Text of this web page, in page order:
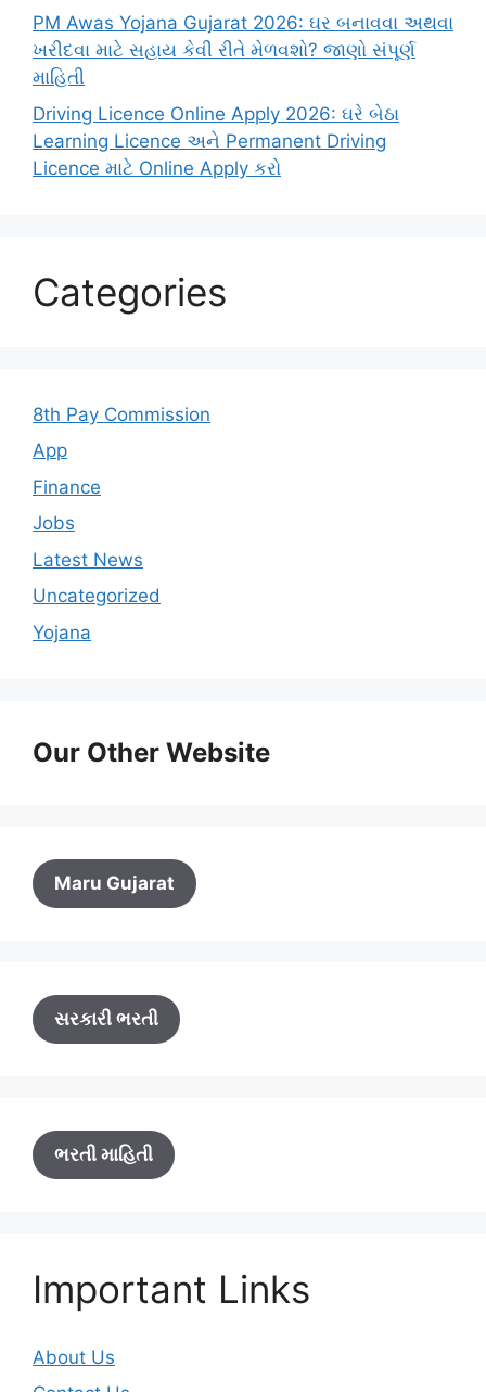
PM Awas Yojana Gujarat 2026: ઘર બનાવવા અથવા
ખરીદવા માટે સહાય કેવી રીતે મેળવશો? જાણો સંપૂર્ણ
માહિતી
Driving Licence Online Apply 2026: ઘરે બેઠા
Learning Licence અને Permanent Driving
Licence માટે Online Apply કરો
Categories
8th Pay Commission
App
Finance
Jobs
Latest News
Uncategorized
Yojana
Our Other Website
Maru Gujarat
સરકારી ભરતી
ભરતી માહિતી
Important Links
About Us